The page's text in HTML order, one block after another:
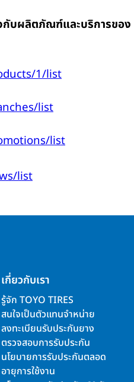
กับผลิตภัณฑ์และบริการของ
1/list
list
list
list
เกี่ยวกับเรา
รู้จัก TOYO TIRES
สนใจเป็นตัวแทนจำหน่าย
ลงทะเบียนรับประกันยาง
ตรวจสอบการรับประกัน
นโยบายการรับประกันตลอด
อายุการใช้งาน